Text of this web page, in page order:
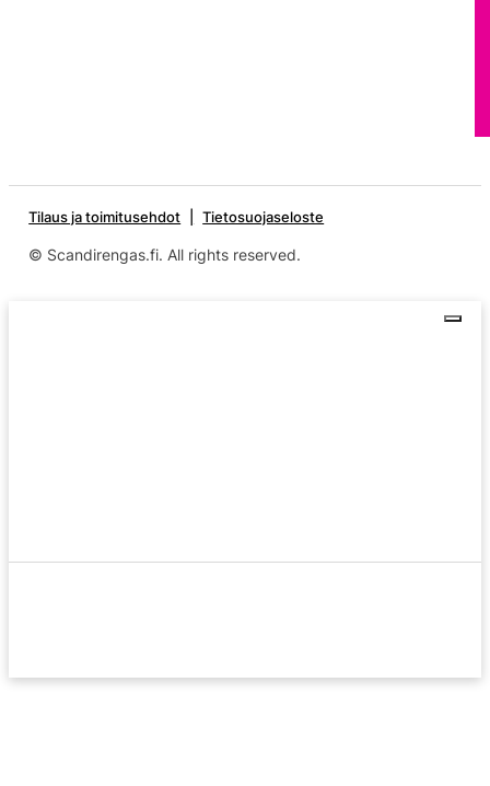
Tilaus ja toimitusehdot Tietosuojaseloste
© Scandirengas.fi. All rights reserved.